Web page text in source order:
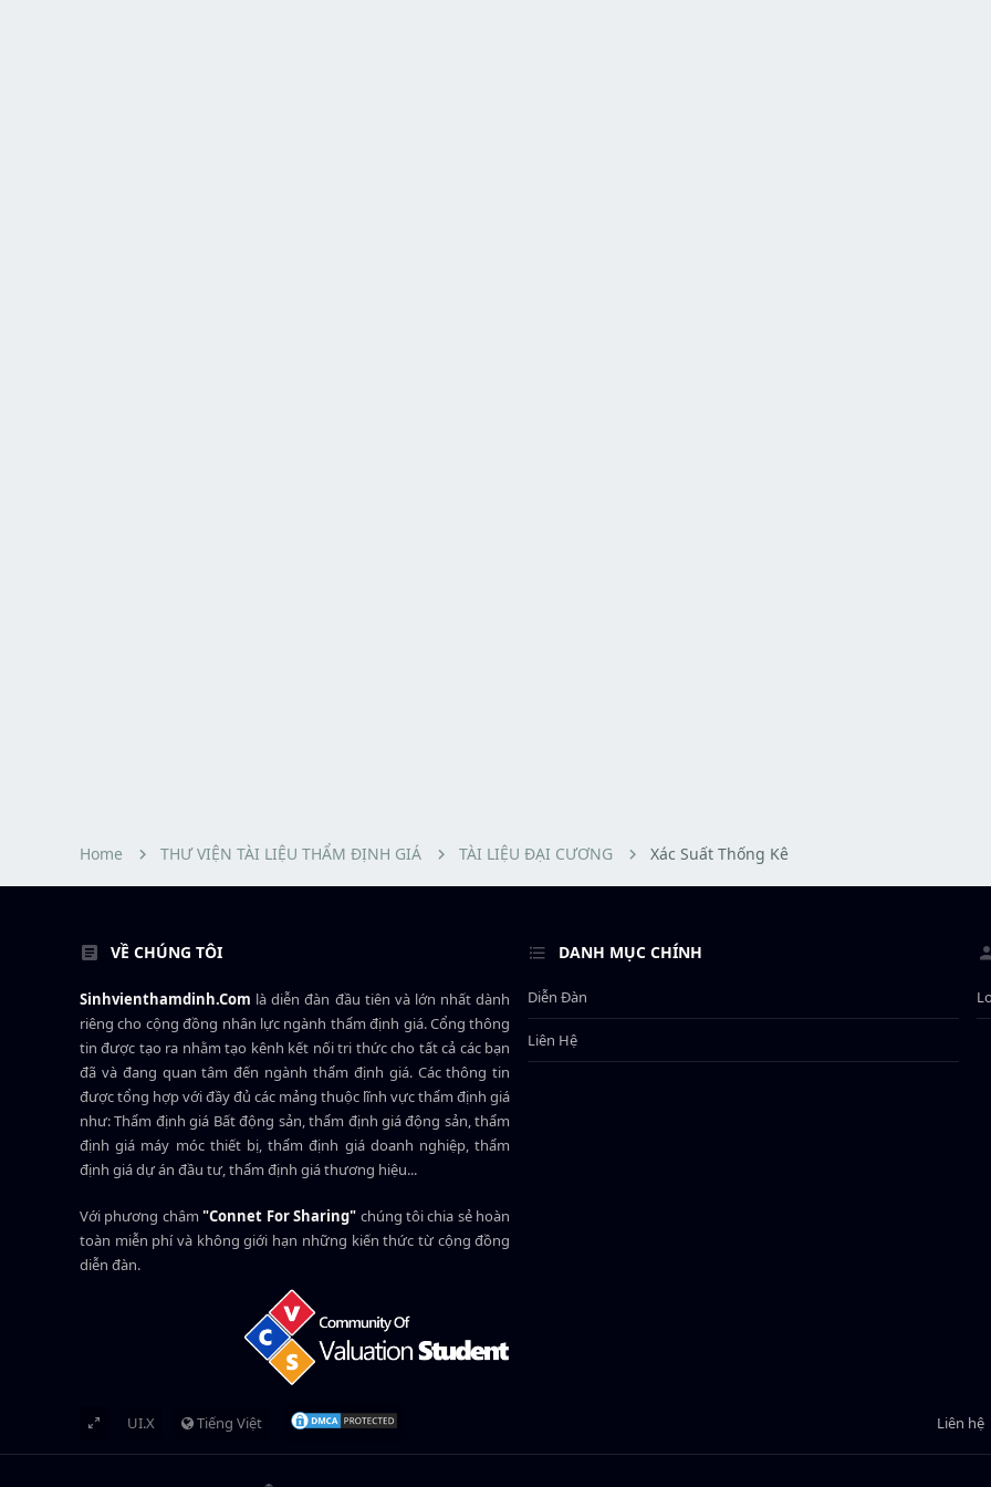
Home THƯ VIỆN TÀI LIỆU THẨM ĐỊNH GIÁ TÀI LIỆU ĐẠI CƯƠNG Xác Suất Thống Kê
VỀ CHÚNG TÔI
Sinhvienthamdinh.Com là diễn đàn đầu tiên và lớn nhất dành
riêng cho cộng đồng nhân lực ngành thẩm định giá. Cổng thông
tin được tạo ra nhằm tạo kênh kết nối tri thức cho tất cả các bạn
đã và đang quan tâm đến ngành thẩm định giá. Các thông tin
được tổng hợp với đầy đủ các mảng thuộc lĩnh vực thẩm định giá
như: Thẩm định giá Bất động sản, thẩm định giá động sản, thẩm
định giá máy móc thiết bị, thẩm định giá doanh nghiệp, thẩm
định giá dự án đầu tư, thẩm định giá thương hiệu...
Với phương châm"Connet For Sharing" chúng tôi chia sẻ hoàn
toàn miễn phí và không giới hạn những kiến thức từ cộng đồng
diễn đàn.
DANH MỤC CHÍNH
Diễn Đàn
Liên Hệ
UI.X Tiếng Việt Liên hệ